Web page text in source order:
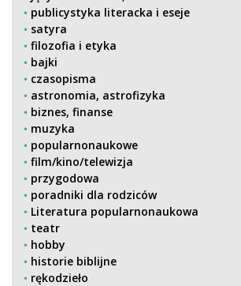
publicystyka literacka i eseje
satyra
filozofia i etyka
bajki
czasopisma
astronomia, astrofizyka
biznes, finanse
muzyka
popularnonaukowe
film/kino/telewizja
przygodowa
poradniki dla rodziców
Literatura popularnonaukowa
teatr
hobby
historie biblijne
rękodzieło